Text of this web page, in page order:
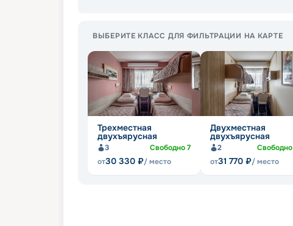
ВЫБЕРИТЕ КЛАСС ДЛЯ ФИЛЬТРАЦИИ НА КАРТЕ
Трехместная
двухъярусная
3 Свободно7
от30 330 ₽/ место
Двухместная
двухъярусная
2 Свободно
от31 770 ₽/ место